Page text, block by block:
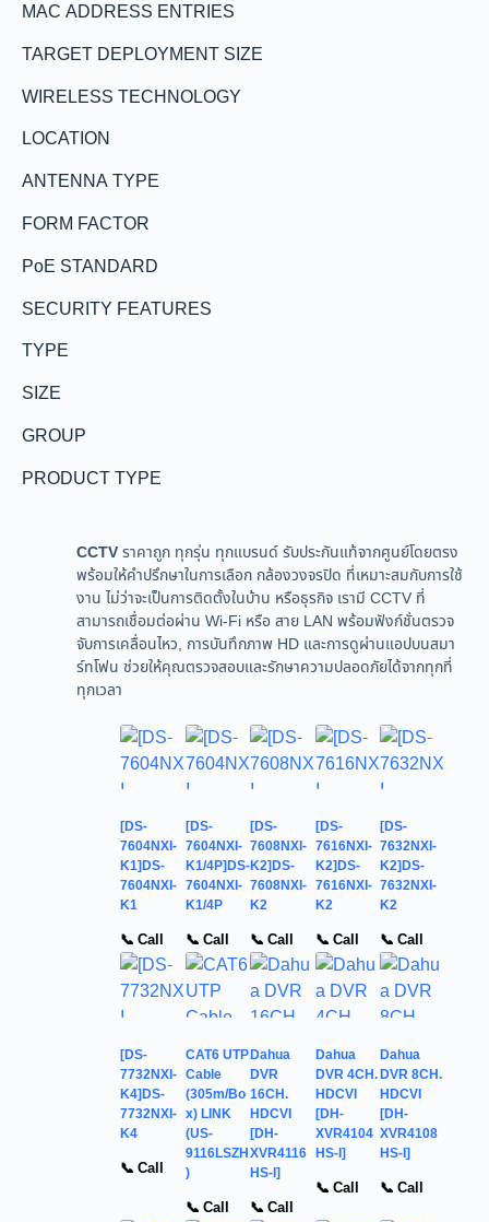
MAC ADDRESS ENTRIES
TARGET DEPLOYMENT SIZE
WIRELESS TECHNOLOGY
LOCATION
ANTENNA TYPE
FORM FACTOR
PoE STANDARD
SECURITY FEATURES
TYPE
SIZE
GROUP
PRODUCT TYPE
CCTVราคาถูก ทุกรุ่น ทุกแบรนด์ รับประกันแท้จากศูนย์โดยตรง
พร้อมให้คำปรึกษาในการเลือก กล้องวงจรปิด ที่เหมาะสมกับการใช้
งาน ไม่ว่าจะเป็นการติดตั้งในบ้าน หรือธุรกิจ เรามี CCTV ที่
สามารถเชื่อมต่อผ่าน Wi-Fi หรือ สาย LAN พร้อมฟังก์ชั่นตรวจ
จับการเคลื่อนไหว, การบันทึกภาพ HD และการดูผ่านแอปบนสมา
ร์ทโฟน ช่วยให้คุณตรวจสอบและรักษาความปลอดภัยได้จากทุกที่
ทุกเวลา
[DS-
7604NXI-
K1]DS-
7604NXI-
K1
📞 Call
[DS-
7604NXI-
K1/4P]DS-
7604NXI-
K1/4P
📞 Call
[DS-
7608NXI-
K2]DS-
7608NXI-
K2
📞 Call
[DS-
7616NXI-
K2]DS-
7616NXI-
K2
📞 Call
[DS-
7632NXI-
K2]DS-
7632NXI-
K2
📞 Call
[DS-
7732NXI-
K4]DS-
7732NXI-
K4
📞 Call
CAT6 UTP
Cable
(305m/Bo
x) LINK
(US-
9116LSZH
)
📞 Call
Dahua
DVR
16CH.
HDCVI
[DH-
XVR4116
HS-I]
📞 Call
Dahua
DVR 4CH.
HDCVI
[DH-
XVR4104
HS-I]
📞 Call
Dahua
DVR 8CH.
HDCVI
[DH-
XVR4108
HS-I]
📞 Call